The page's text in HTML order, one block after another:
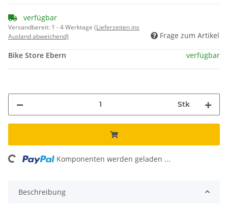
verfügbar
Versandbereit: 1 - 4 Werktage (Lieferzeiten ins
Ausland abweichend)
Frage zum Artikel
Bike Store Ebern verfügbar
Stk
Komponenten werden geladen ...
Beschreibung